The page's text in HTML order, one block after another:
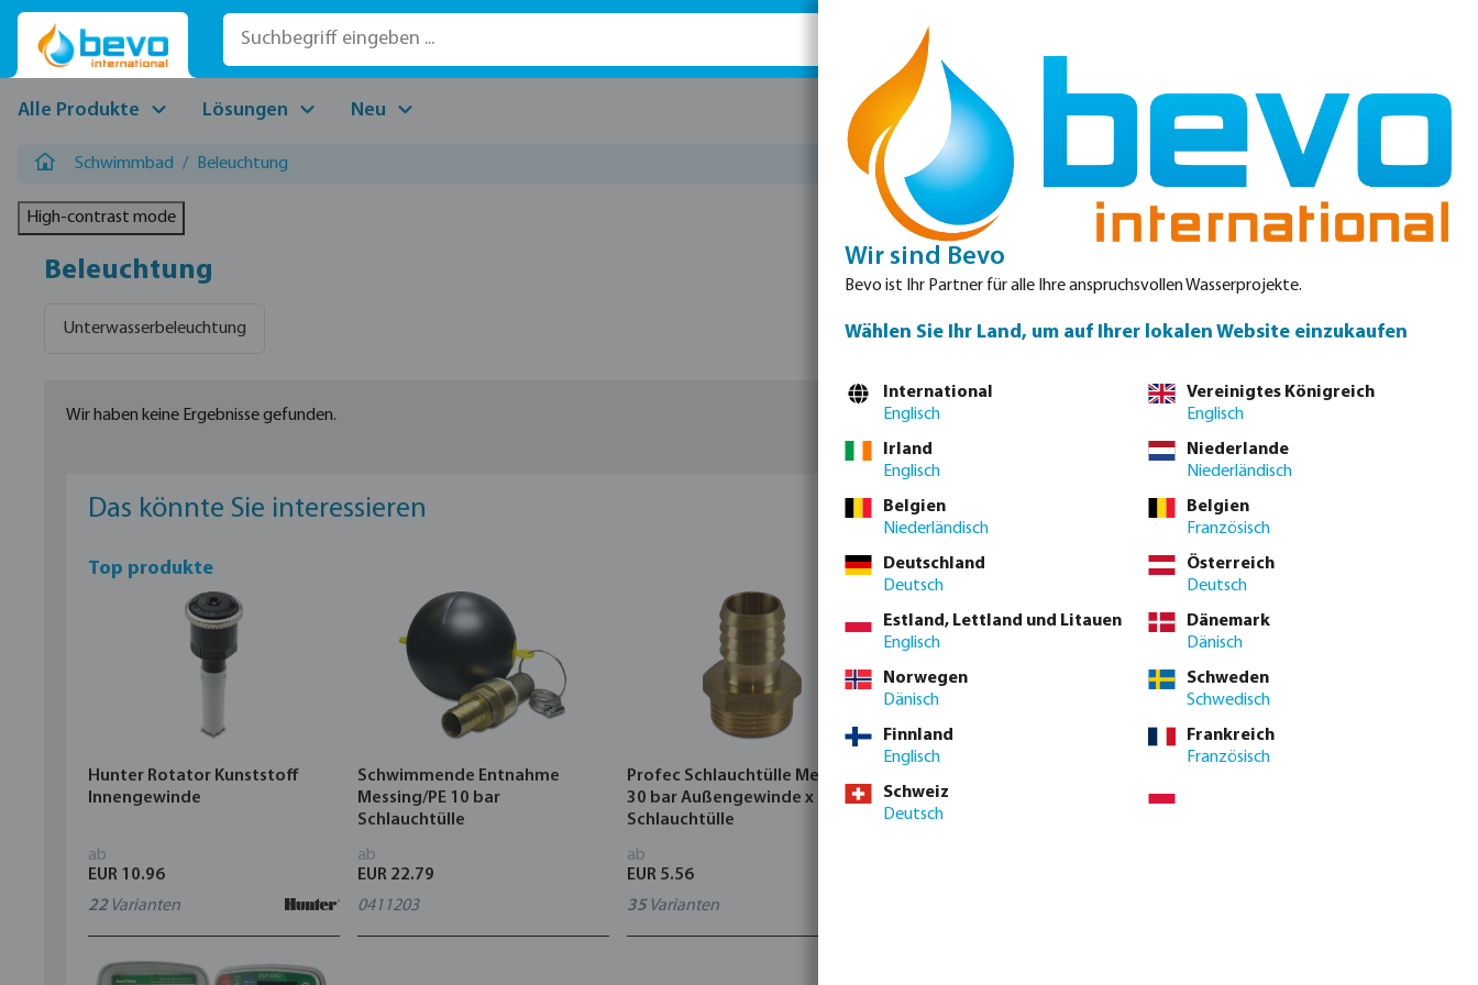
Hauptinhalt springen
Zur Suche springen
Zur Hauptnavigation springen
Alle Produkte Lösungen Neu Ersatzteile Produktdatenblätter Service Kontakt
Schwimmbad / Beleuchtung
High-contrast mode
Beleuchtung
Unterwasserbeleuchtung
Wir haben keine Ergebnisse gefunden.
Das könnte Sie interessieren
Top produkte
Hunter Rotator Kunststoff
Innengewinde
ab
EUR 10.96
22Varianten
Schwimmende Entnahme
Messing/PE 10 bar
Schlauchtülle
ab
EUR 22.79
0411203
Profec Schlauchtülle Messing
30 bar Außengewinde x
Schlauchtülle
ab
EUR 5.56
35Varianten
PVC-U Klebemuffe Grau
316 40 bar Innengewinde x
Wir sind Bevo
Bevo ist Ihr Partner für alle Ihre anspruchsvollen Wasserprojekte.
Wählen Sie Ihr Land, um auf Ihrer lokalen Website einzukaufen
International
Englisch
Vereinigtes Königreich
Englisch
Irland
Englisch
Niederlande
Niederländisch
Belgien
Niederländisch
Belgien
Französisch
Deutschland
Deutsch
Österreich
Deutsch
Estland, Lettland und Litauen
Englisch
Dänemark
Dänisch
Norwegen
Dänisch
Schweden
Schwedisch
Finnland
Englisch
Frankreich
Französisch
Schweiz
Deutsch